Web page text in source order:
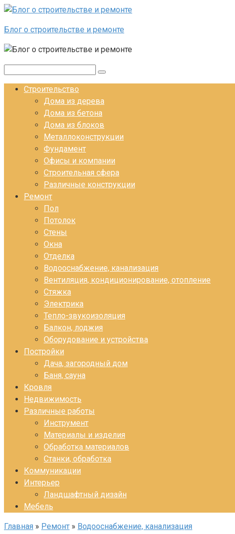
Перейти к контенту
Блог о строительстве и ремонте
Строительство
Дома из дерева
Дома из бетона
Дома из блоков
Металлоконструкции
Фундамент
Офисы и компании
Строительная сфера
Различные конструкции
Ремонт
Пол
Потолок
Стены
Окна
Отделка
Водооснабжение, канализация
Вентиляция, кондиционирование, отопление
Стяжка
Электрика
Тепло-звукоизоляция
Балкон, лоджия
Оборудование и устройства
Постройки
Дача, загородный дом
Баня, сауна
Кровля
Недвижимость
Различные работы
Инструмент
Материалы и изделия
Обработка материалов
Станки, обработка
Коммуникации
Интерьер
Ландшафтный дизайн
Мебель
Главная » Ремонт » Водооснабжение, канализация